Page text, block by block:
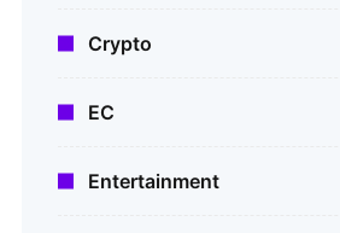
Crypto
EC
Entertainment